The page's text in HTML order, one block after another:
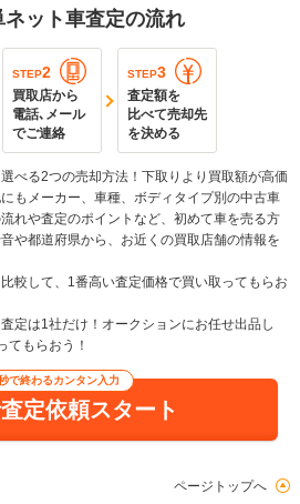
ット車査定の流れ
STEP2
買取店から
電話､メール
でご連絡
STEP3
査定額を
比べて売却先
を決める
べる2つの売却方法！下取りより買取額が高価
もメーカー、車種、ボディタイプ別の中古車
れや査定のポイントなど、初めて車を売る方
や都道府県から、お近くの買取店舗の情報を
較して、1番高い査定価格で買い取ってもらお
定は1社だけ！オークションにお任せ出品し
てもらおう！
で終わるカンタン入力
定依頼スタート
ページトップへ